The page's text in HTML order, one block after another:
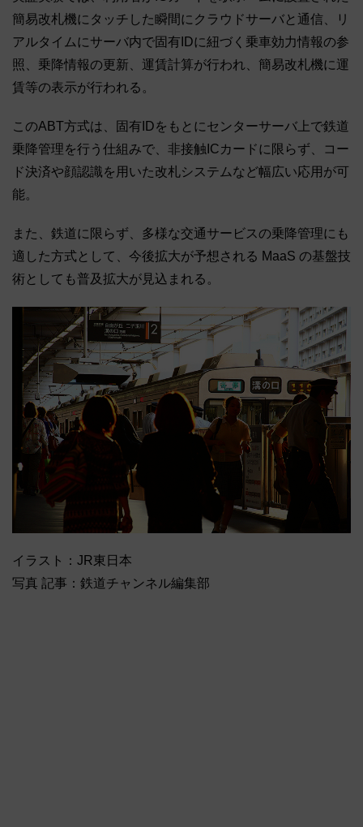
簡易改札機にタッチした瞬間にクラウドサーバと通信、リ
アルタイムにサーバ内で固有IDに紐づく乗車効力情報の参
照、乗降情報の更新、運賃計算が行われ、簡易改札機に運
賃等の表示が行われる。
このABT方式は、固有IDをもとにセンターサーバ上で鉄道
乗降管理を行う仕組みで、非接触ICカードに限らず、コー
ド決済や顔認識を用いた改札システムなど幅広い応用が可
能。
また、鉄道に限らず、多様な交通サービスの乗降管理にも
適した方式として、今後拡大が予想される MaaS の基盤技
術としても普及拡大が見込まれる。
イラスト：JR東日本
写真 記事：鉄道チャンネル編集部